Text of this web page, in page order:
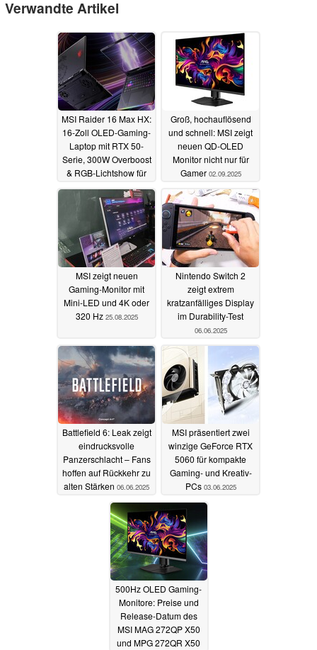
Verwandte Artikel
MSI Raider 16 Max HX:
16-Zoll OLED-Gaming-
Laptop mit RTX 50-
Serie, 300W Overboost
& RGB-Lichtshow für
2,6 kg High-End-Power
06.01.2026
Groß, hochauflösend
und schnell: MSI zeigt
neuen QD-OLED
Monitor nicht nur für
Gamer 02.09.2025
MSI zeigt neuen
Gaming-Monitor mit
Mini-LED und 4K oder
320 Hz 25.08.2025
Nintendo Switch 2
zeigt extrem
kratzanfälliges Display
im Durability-Test
06.06.2025
Battlefield 6: Leak zeigt
eindrucksvolle
Panzerschlacht – Fans
hoffen auf Rückkehr zu
alten Stärken 06.06.2025
MSI präsentiert zwei
winzige GeForce RTX
5060 für kompakte
Gaming- und Kreativ-
PCs 03.06.2025
500Hz OLED Gaming-
Monitore: Preise und
Release-Datum des
MSI MAG 272QP X50
und MPG 272QR X50